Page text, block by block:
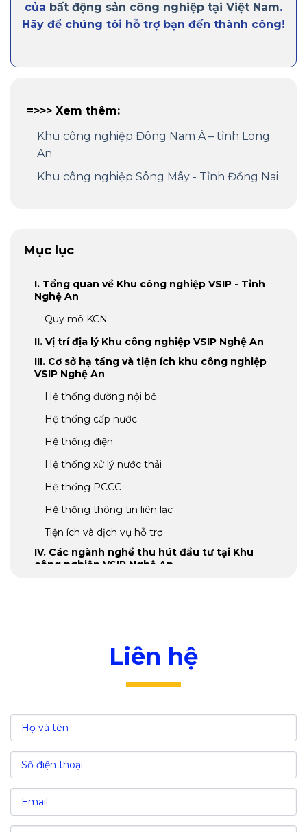
của bất động sản công nghiệp tại Việt Nam.
Hãy để chúng tôi hỗ trợ bạn đến thành công!
=>>> Xem thêm:
Khu công nghiệp Đông Nam Á – tỉnh Long
An
Khu công nghiệp Sông Mây - Tỉnh Đồng Nai
Mục lục
I. Tổng quan về Khu công nghiệp VSIP - Tỉnh
Nghệ An
Quy mô KCN
II. Vị trí địa lý Khu công nghiệp VSIP Nghệ An
III. Cơ sở hạ tầng và tiện ích khu công nghiệp
VSIP Nghệ An
Hệ thống đường nội bộ
Hệ thống cấp nước
Hệ thống điện
Hệ thống xử lý nước thải
Hệ thống PCCC
Hệ thống thông tin liên lạc
Tiện ích và dịch vụ hỗ trợ
IV. Các ngành nghề thu hút đầu tư tại Khu
công nghiệp VSIP Nghệ An
VII. Tình hình đầu tư tại Khu công nghiệp VSIP
VIII. Nguồn lao động và chi phí nhân công tại
Liên hệ